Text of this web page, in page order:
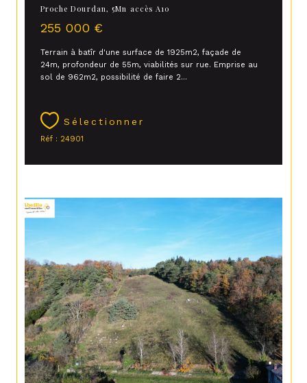
Proche Dourdan, 5Mn accès A10
255 000 €
Terrain à batîr d'une surface de 1925m2, façade de
24m, profondeur de 55m, viabilités sur rue. Emprise au
sol de 962m2, possibilité de faire 2...
Sélectionner
Réf : 24901